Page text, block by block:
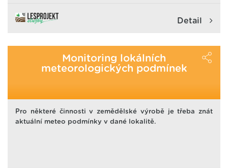
Detail
Monitoring lokálních
meteorologických podmínek
Pro některé činnosti v zemědělské výrobě je třeba znát
aktuální meteo podmínky v dané lokalitě.